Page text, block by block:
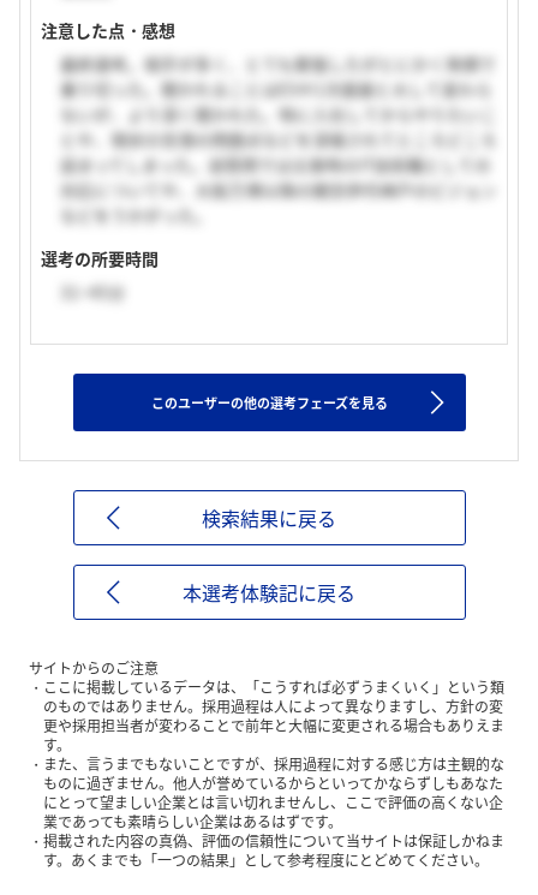
注意した点・感想
最終選考。相手が多く、とても緊張したがとにかく笑顔で
乗り切った。聞かれることはESや1次面接と大して変わら
ないが、より深く聞かれた。特に入社してからやりたいこ
とや、現状の空港の問題点などを深堀されてところどころ
詰まってしまった。逆質問では災害時のIT技術職としての
対応についてや、大阪万博以降の関空伊丹神戸のビジョン
などをうかがった。
選考の所要時間
31~45分
このユーザーの他の選考フェーズを見る
検索結果に戻る
本選考体験記に戻る
サイトからのご注意
ここに掲載しているデータは、「こうすれば必ずうまくいく」という類
のものではありません。採用過程は人によって異なりますし、方針の変
更や採用担当者が変わることで前年と大幅に変更される場合もありえま
す。
また、言うまでもないことですが、採用過程に対する感じ方は主観的な
ものに過ぎません。他人が誉めているからといってかならずしもあなた
にとって望ましい企業とは言い切れませんし、ここで評価の高くない企
業であっても素晴らしい企業はあるはずです。
掲載された内容の真偽、評価の信頼性について当サイトは保証しかねま
す。あくまでも「一つの結果」として参考程度にとどめてください。